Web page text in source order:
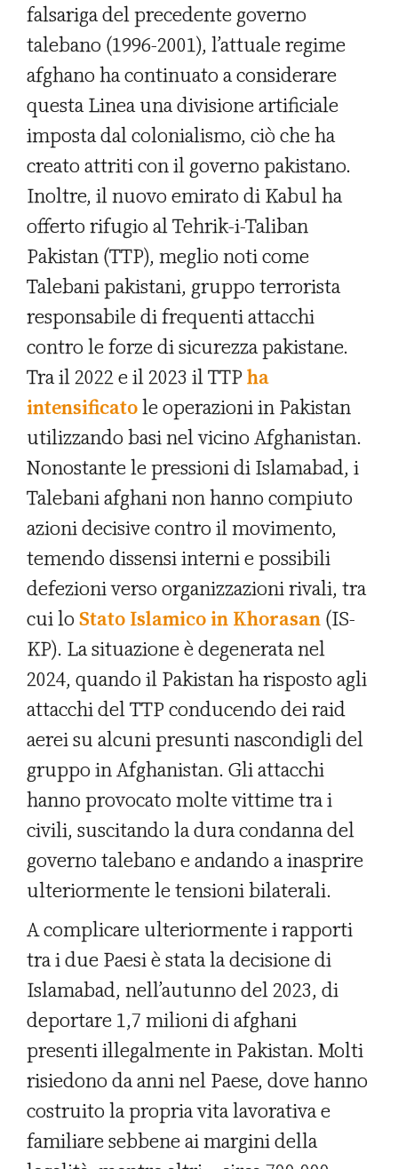
falsariga del precedente governo
talebano (1996-2001), l’attuale regime
afghano ha continuato a considerare
questa Linea una divisione artificiale
imposta dal colonialismo, ciò che ha
creato attriti con il governo pakistano.
Inoltre, il nuovo emirato di Kabul ha
offerto rifugio al Tehrik-i-Taliban
Pakistan (TTP), meglio noti come
Talebani pakistani, gruppo terrorista
responsabile di frequenti attacchi
contro le forze di sicurezza pakistane.
Tra il 2022 e il 2023 il TTP ha
intensificatole operazioni in Pakistan
utilizzando basi nel vicino Afghanistan.
Nonostante le pressioni di Islamabad, i
Talebani afghani non hanno compiuto
azioni decisive contro il movimento,
temendo dissensi interni e possibili
defezioni verso organizzazioni rivali, tra
cui loStato Islamico in Khorasan (IS-
KP). La situazione è degenerata nel
2024, quando il Pakistan ha risposto agli
attacchi del TTP conducendo dei raid
aerei su alcuni presunti nascondigli del
gruppo in Afghanistan. Gli attacchi
hanno provocato molte vittime tra i
civili, suscitando la dura condanna del
governo talebano e andando a inasprire
ulteriormente le tensioni bilaterali.
A complicare ulteriormente i rapporti
tra i due Paesi è stata la decisione di
Islamabad, nell’autunno del 2023, di
deportare 1,7 milioni di afghani
presenti illegalmente in Pakistan. Molti
risiedono da anni nel Paese, dove hanno
costruito la propria vita lavorativa e
familiare sebbene ai margini della